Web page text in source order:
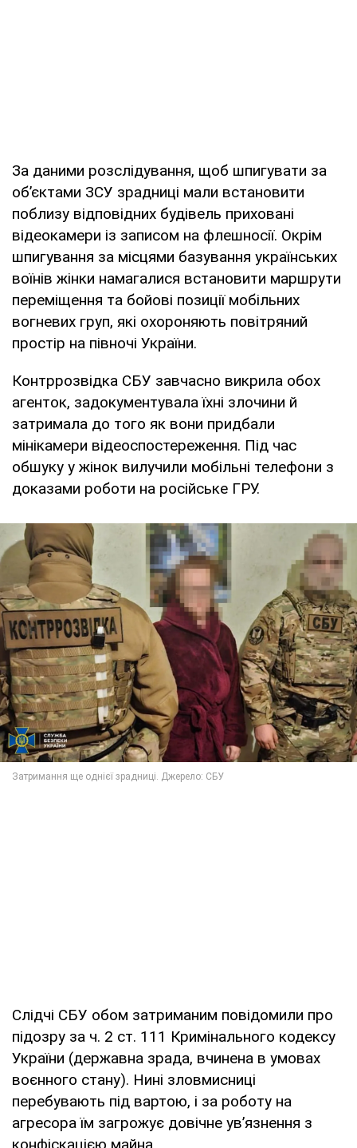
За даними розслідування, щоб шпигувати за
об’єктами ЗСУ зрадниці мали встановити
поблизу відповідних будівель приховані
відеокамери із записом на флешносії. Окрім
шпигування за місцями базування українських
воїнів жінки намагалися встановити маршрути
переміщення та бойові позиції мобільних
вогневих груп, які охороняють повітряний
простір на півночі України.
Контррозвідка СБУ завчасно викрила обох
агенток, задокументувала їхні злочини й
затримала до того як вони придбали
мінікамери відеоспостереження. Під час
обшуку у жінок вилучили мобільні телефони з
доказами роботи на російське ГРУ.
Слідчі СБУ обом затриманим повідомили про
підозру за ч. 2 ст. 111 Кримінального кодексу
України (державна зрада, вчинена в умовах
воєнного стану). Нині зловмисниці
перебувають під вартою, і за роботу на
агресора їм загрожує довічне ув’язнення з
конфіскацією майна.